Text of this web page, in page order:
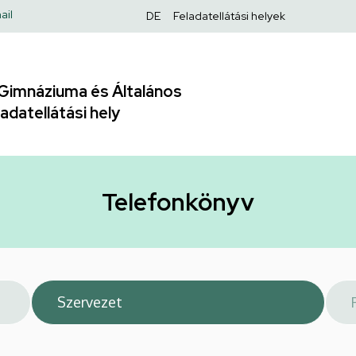
Felső
DE Feladatellátási helyek
és Általános
hely
Telefonkönyv